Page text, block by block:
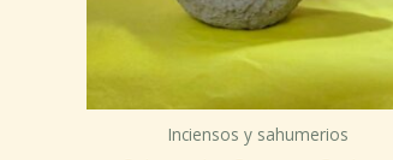
Inciensos y sahumerios